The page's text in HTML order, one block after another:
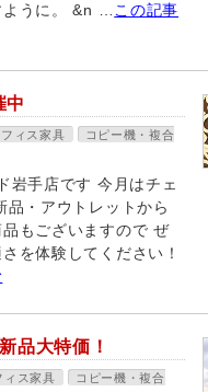
うに。 &n …
この記事
中
ィス家具
コピー機・複合
岩手店です 今月はチェ
品・アウトレットから
もございますので ぜ
を体験してください！
品大特価！
ィス家具
コピー機・複合